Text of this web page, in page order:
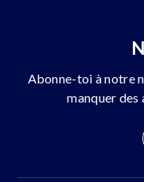
Abonne-toi à notre
manquer des